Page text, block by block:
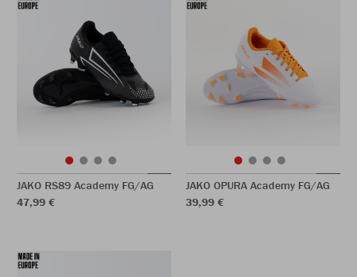
JAKO RS89 Academy FG/AG
47,99 €
JAKO OPURA Academy FG/AG
39,99 €